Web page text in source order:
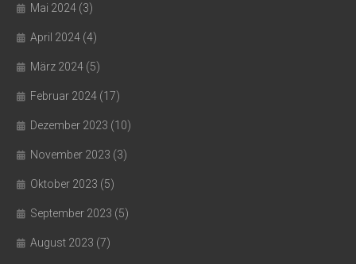
Mai 2024 (3)
April 2024 (4)
März 2024 (5)
Februar 2024 (17)
Dezember 2023 (10)
November 2023 (3)
Oktober 2023 (5)
September 2023 (5)
August 2023 (7)